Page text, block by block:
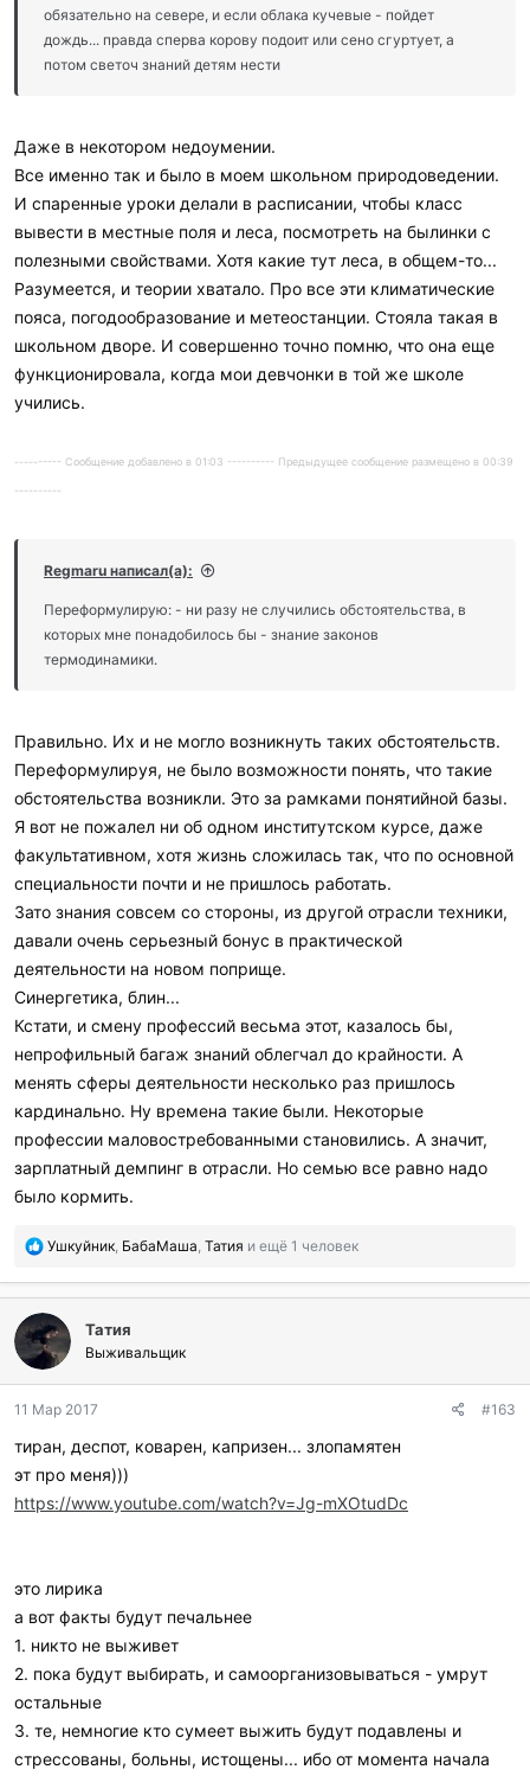
обязательно на севере, и если облака кучевые - пойдет
дождь... правда сперва корову подоит или сено сгуртует, а
потом светоч знаний детям нести
Даже в некотором недоумении.
Все именно так и было в моем школьном природоведении.
И спаренные уроки делали в расписании, чтобы класс
вывести в местные поля и леса, посмотреть на былинки с
полезными свойствами. Хотя какие тут леса, в общем-то...
Разумеется, и теории хватало. Про все эти климатические
пояса, погодообразование и метеостанции. Стояла такая в
школьном дворе. И совершенно точно помню, что она еще
функционировала, когда мои девчонки в той же школе
учились.
---------- Сообщение добавлено в 01:03 ---------- Предыдущее сообщение размещено в 00:39
----------
Regmaru написал(а):
Переформулирую: - ни разу не случились обстоятельства, в
которых мне понадобилось бы - знание законов
термодинамики.
Правильно. Их и не могло возникнуть таких обстоятельств.
Переформулируя, не было возможности понять, что такие
обстоятельства возникли. Это за рамками понятийной базы.
Я вот не пожалел ни об одном институтском курсе, даже
факультативном, хотя жизнь сложилась так, что по основной
специальности почти и не пришлось работать.
Зато знания совсем со стороны, из другой отрасли техники,
давали очень серьезный бонус в практической
деятельности на новом поприще.
Синергетика, блин...
Кстати, и смену профессий весьма этот, казалось бы,
непрофильный багаж знаний облегчал до крайности. А
менять сферы деятельности несколько раз пришлось
кардинально. Ну времена такие были. Некоторые
профессии маловостребованными становились. А значит,
зарплатный демпинг в отрасли. Но семью все равно надо
было кормить.
П
б
л
а
г
о
а
и
л
и
Ушкуйник, БабаМаша, Татия и ещё 1 человек
Татия
Выживальщик
11 Мар 2017 #163
тиран, деспот, коварен, капризен... злопамятен
эт про меня)))
https://www.youtube.com/watch?v=Jg-mXOtudDc
это лирика
а вот факты будут печальнее
1. никто не выживет
2. пока будут выбирать, и самоорганизовываться - умрут
остальные
3. те, немногие кто сумеет выжить будут подавлены и
стрессованы, больны, истощены... ибо от момента начала